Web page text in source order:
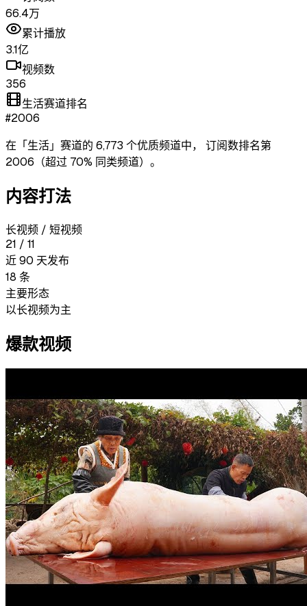
66.4万
累计播放
3.1亿
视频数
356
生活赛道排名
#2006
在「生活」赛道的 6,773 个优质频道中，
订阅数排名第
2006 （超过 70% 同类频道） 。
内容打法
长视频 / 短视频
21 / 11
近 90 天发布
18 条
主要形态
以长视频为主
爆款视频